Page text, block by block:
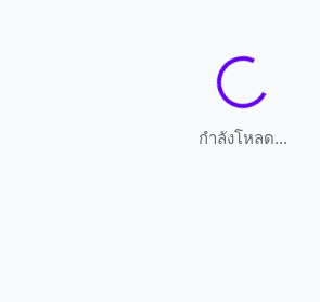
กำลังโหลด...